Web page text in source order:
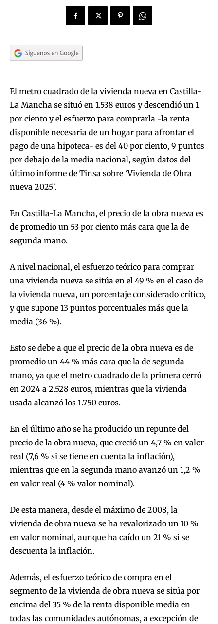
El metro cuadrado de la vivienda nueva en Castilla-
La Mancha se situó en 1.538 euros y descendió un 1
por ciento y el esfuerzo para comprarla -la renta
disponible necesaria de un hogar para afrontar el
pago de una hipoteca- es del 40 por ciento, 9 puntos
por debajo de la media nacional, según datos del
último informe de Tinsa sobre ‘Vivienda de Obra
nueva 2025’.
En Castilla-La Mancha, el precio de la obra nueva es
de promedio un 53 por ciento más cara que la de
segunda mano.
A nivel nacional, el esfuerzo teórico para comprar
una vivienda nueva se sitúa en el 49 % en el caso de
la vivienda nueva, un porcentaje considerado crítico,
y que supone 13 puntos porcentuales más que la
media (36 %).
Esto se debe a que el precio de la obra nueva es de
promedio un 44 % más cara que la de segunda
mano, ya que el metro cuadrado de la primera cerró
en 2024 a 2.528 euros, mientras que la vivienda
usada alcanzó los 1.750 euros.
En el último año se ha producido un repunte del
precio de la obra nueva, que creció un 4,7 % en valor
real (7,6 % si se tiene en cuenta la inflación),
mientras que en la segunda mano avanzó un 1,2 %
en valor real (4 % valor nominal).
De esta manera, desde el máximo de 2008, la
vivienda de obra nueva se ha revalorizado un 10 %
en valor nominal, aunque ha caído un 21 % si se
descuenta la inflación.
Además, el esfuerzo teórico de compra en el
segmento de la vivienda de obra nueva se sitúa por
encima del 35 % de la renta disponible media en
todas las comunidades autónomas, a excepción de